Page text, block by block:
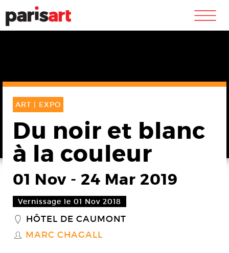
m
ART | EXPO
Du noir et blanc
à la couleur
01 Nov - 24 Mar 2019
Vernissage le 01 Nov 2018
_ HÔTEL DE CAUMONT
S MARC CHAGALL